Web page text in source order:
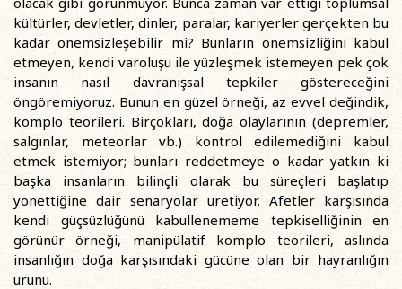
kültürler, devletler, dinler, paralar, kariyerler gerçekten bu
kadar önemsizleşebilir mi? Bunların önemsizliğini kabul
etmeyen, kendi varoluşu ile yüzleşmek istemeyen pek çok
insanın nasıl davranışsal tepkiler göstereceğini
öngöremiyoruz. Bunun en güzel örneği, az evvel değindik,
komplo teorileri. Birçokları, doğa olaylarının (depremler,
salgınlar, meteorlar vb.) kontrol edilemediğini kabul
etmek istemiyor; bunları reddetmeye o kadar yatkın ki
başka insanların bilinçli olarak bu süreçleri başlatıp
yönettiğine dair senaryolar üretiyor. Afetler karşısında
kendi güçsüzlüğünü kabullenememe tepkiselliğinin en
görünür örneği, manipülatif komplo teorileri, aslında
insanlığın doğa karşısındaki gücüne olan bir hayranlığın
ürünü.